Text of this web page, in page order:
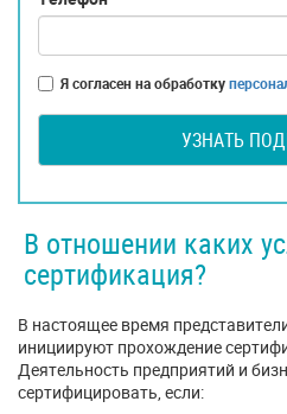
Я согласен на обработку
УЗНАТЬ
В отношении каких
сертификация?
В настоящее время
инициируют прохождение
Деятельность предприятий и
сертифицировать, если: